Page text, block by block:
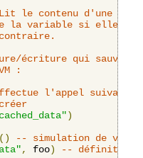
le contenu d'une
la variable si elle
écriture qui
:
l'appel suivant
)
()
-- simulation de
, foo)
-- définition